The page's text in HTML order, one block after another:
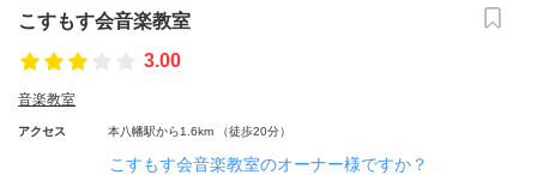
こすもす会音楽教室
3.00
音楽教室
アクセス 本八幡駅から1.6km （徒歩20分）
こすもす会音楽教室のオーナー様ですか？